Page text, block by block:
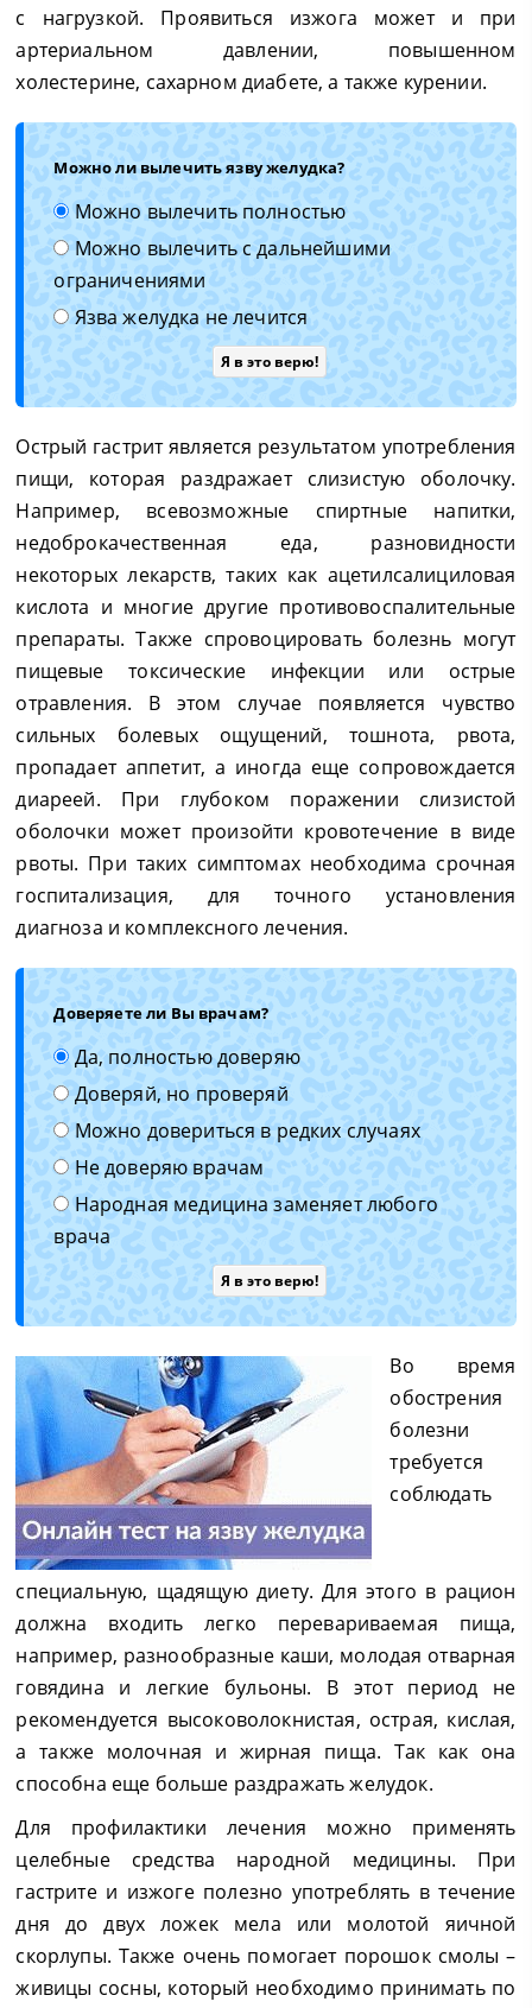
с нагрузкой. Проявиться изжога может и при
артериальном давлении, повышенном
холестерине, сахарном диабете, а также курении.
Можно ли вылечить язву желудка?
Можно вылечить полностью
Можно вылечить с дальнейшими
ограничениями
Язва желудка не лечится
Острый гастрит является результатом употребления
пищи, которая раздражает слизистую оболочку.
Например, всевозможные спиртные напитки,
недоброкачественная еда, разновидности
некоторых лекарств, таких как ацетилсалициловая
кислота и многие другие противовоспалительные
препараты. Также спровоцировать болезнь могут
пищевые токсические инфекции или острые
отравления. В этом случае появляется чувство
сильных болевых ощущений, тошнота, рвота,
пропадает аппетит, а иногда еще сопровождается
диареей. При глубоком поражении слизистой
оболочки может произойти кровотечение в виде
рвоты. При таких симптомах необходима срочная
госпитализация, для точного установления
диагноза и комплексного лечения.
Доверяете ли Вы врачам?
Да, полностью доверяю
Доверяй, но проверяй
Можно довериться в редких случаях
Не доверяю врачам
Народная медицина заменяет любого
врача
Во время
обострения
болезни
требуется
соблюдать
специальную, щадящую диету. Для этого в рацион
должна входить легко перевариваемая пища,
например, разнообразные каши, молодая отварная
говядина и легкие бульоны. В этот период не
рекомендуется высоковолокнистая, острая, кислая,
а также молочная и жирная пища. Так как она
способна еще больше раздражать желудок.
Для профилактики лечения можно применять
целебные средства народной медицины. При
гастрите и изжоге полезно употреблять в течение
дня до двух ложек мела или молотой яичной
скорлупы. Также очень помогает порошок смолы –
живицы сосны, который необходимо принимать по